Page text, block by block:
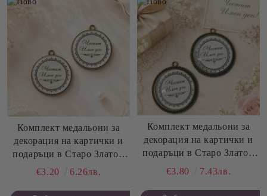
Комплект медальони за
декорация на картички и
подаръци в Старо Злато -
Честит Имен Ден - 3,50 см
€3.20 6.26лв.
Комплект медальони за
декорация на картички и
подаръци в Старо Злато -
Честит Имен Ден - 4,20 см
€3.80 7.43лв.